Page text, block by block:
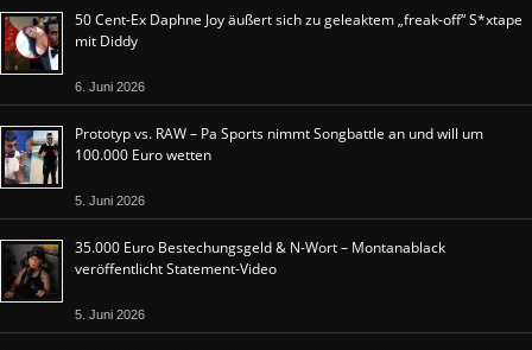
50 Cent-Ex Daphne Joy äußert sich zu geleaktem „freak-off“ S*xtape
mit Diddy
6. Juni 2026
Prototyp vs. RAW – Pa Sports nimmt Songbattle an und will um
100.000 Euro wetten
5. Juni 2026
35.000 Euro Bestechungsgeld & N-Wort – Montanablack
veröffentlicht Statement-Video
5. Juni 2026